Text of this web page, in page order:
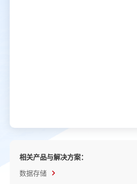
相关产品与解决方案：
数据存储